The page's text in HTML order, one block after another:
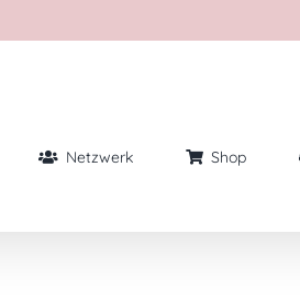
Netzwerk Shop